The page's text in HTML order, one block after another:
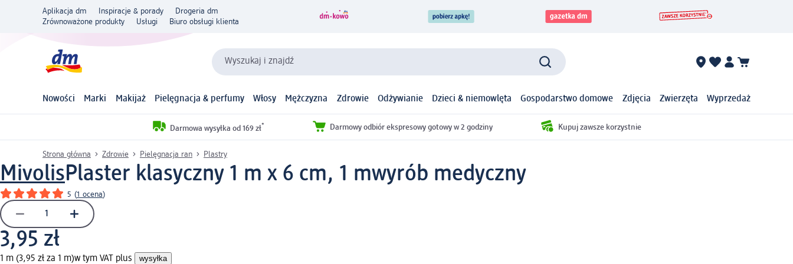
Aplikacja dm Inspiracje & porady
Drogeria dm
Zrównoważone produkty
Usługi Biuro obsługi klienta
Wyszukaj i znajdź
Nowości Marki Makijaż Pielęgnacja & perfumy Włosy Mężczyzna Zdrowie Odżywianie Dzieci & niemowlęta Gospodarstwo domowe Zdjęcia Zwierzęta Wyprzedaż
Darmowa wysyłka od 169 zł* Darmowy odbiór ekspresowy gotowy w 2 godziny Kupuj zawsze korzystnie
Strona główna Zdrowie Pielęgnacja ran Plastry
MivolisPlaster klasyczny 1 m x 6 cm, 1 mwyrób medyczny
5 (1 ocena)
3,95 zł
1 m (3,95 zł za 1 m)w tym VAT plus wysyłka